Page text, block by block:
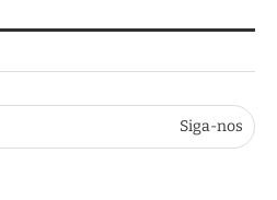
Siga-nos